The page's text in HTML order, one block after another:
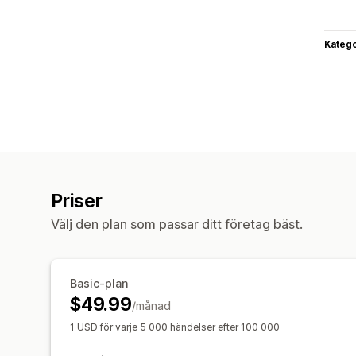
Priser
Välj den plan som passar ditt företag bäst.
Basic-plan
$49.99/månad
1 USD för varje 5 000 händelser efter 100 000